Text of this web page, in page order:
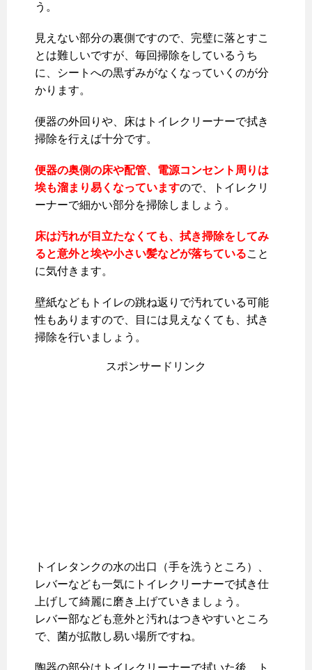
う。
見えない部分の裏側ですので、完璧に落とすこ
とは難しいですが、毎回掃除をしているうち
に、シートへの黒ずみがなくなっていくのが分
かります。
便器の外回りや、床はトイレクリーナーで拭き
掃除を行えば十分です。
便器の奥側の床や配管、電源コンセント周りは
埃も溜まり易くなっていますので、トイレクリ
ーナーで細かい部分を掃除しましょう。
床は汚れが目立たなくても、拭き掃除をしてみ
ると意外と埃や小さい髪などが落ちていること
に気付きます。
壁紙などもトイレの跳ね返りで汚れている可能
性もありますので、目には見えなくても、拭き
掃除を行いましょう。
スポンサードリンク
トイレタンクの水の出口（手を洗うところ）、
レバーなども一気にトイレクリーナーで拭き仕
上げして綺麗に磨き上げていきましょう。
レバー部なども意外と汚れはつきやすいところ
で、菌が拡散し易い場所ですね。
陶器の部分はトイレクリーナーで拭いた後、ト